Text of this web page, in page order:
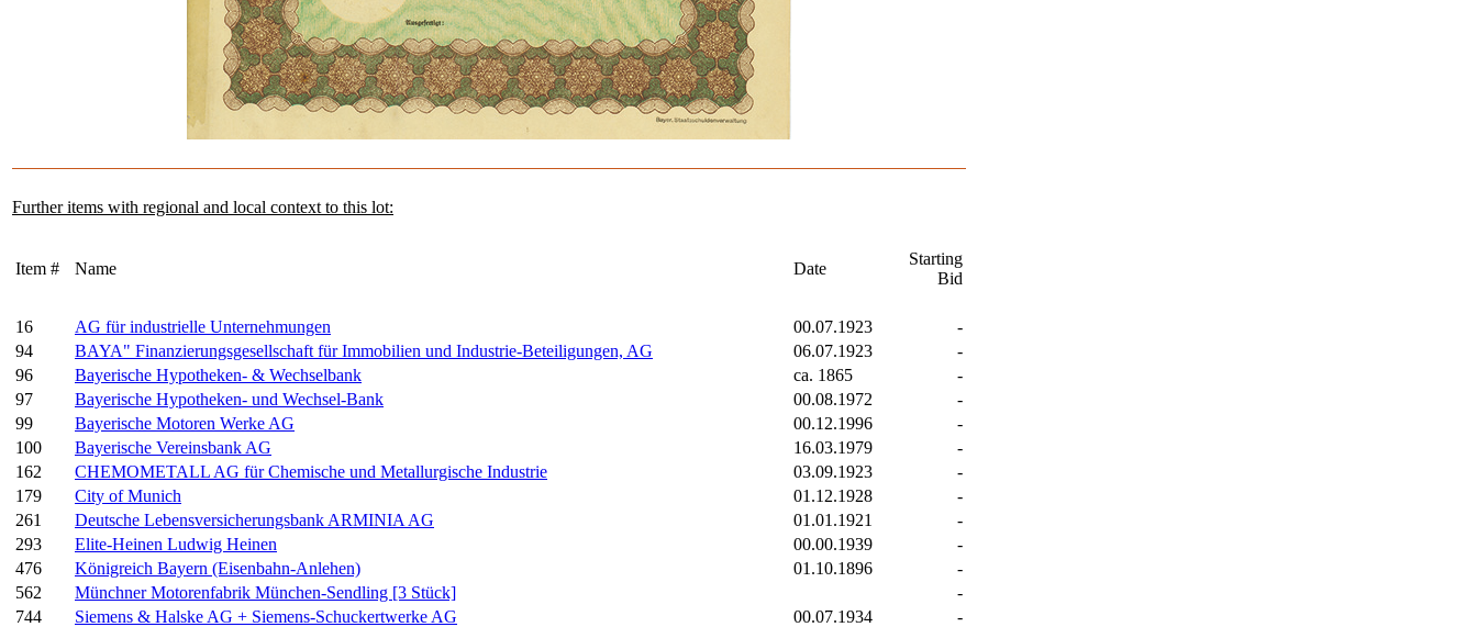
Further items with regional and local context to this lot:
Item # Name Date
Starting
Bid
16 AG für industrielle Unternehmungen 00.07.1923
-
94
BAYA" Finanzierungsgesellschaft für Immobilien und Industrie-Beteiligungen, AG 06.07.1923
-
96
Bayerische Hypotheken- & Wechselbank ca. 1865
-
97
Bayerische Hypotheken- und Wechsel-Bank 00.08.1972
-
99
Bayerische Motoren Werke AG 00.12.1996
-
100
Bayerische Vereinsbank AG 16.03.1979
-
162
CHEMOMETALL AG für Chemische und Metallurgische Industrie 03.09.1923
-
179
City of Munich 01.12.1928
-
261
Deutsche Lebensversicherungsbank ARMINIA AG 01.01.1921
-
293
Elite-Heinen Ludwig Heinen 00.00.1939
-
476
Königreich Bayern (Eisenbahn-Anlehen) 01.10.1896
-
562
Münchner Motorenfabrik München-Sendling [3 Stück]
-
744
Siemens & Halske AG + Siemens-Schuckertwerke AG 00.07.1934
-